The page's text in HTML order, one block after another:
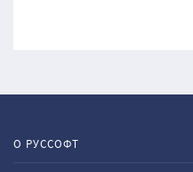
О РУССОФТ